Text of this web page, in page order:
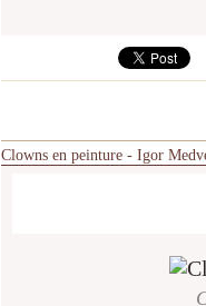
Clowns en peinture - Igor